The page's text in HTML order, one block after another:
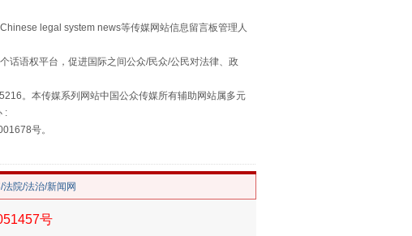
legal system news等传媒网站信息留言板管理人
话语权平台，促进国际之间公众/民众/公民对法律、政
。本传媒系列网站中国公众传媒所有辅助网站属多元
:
号。
法院/法治/新闻网
号